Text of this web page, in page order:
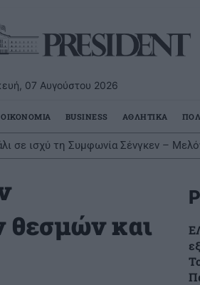
07 Αυγούστου 2026
ΟΙΚΟΝΟΜΙΑ BUSINESS ΑΘΛΗΤΙΚΑ
σε ισχύ τη Συμφωνία Σένγκεν –
θεσμών και